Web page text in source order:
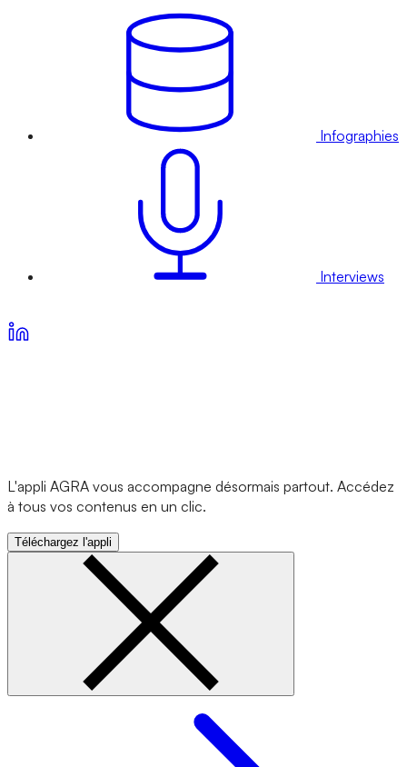
Infographies
Interviews
L'appli AGRA vous accompagne désormais partout. Accédez
à tous vos contenus en un clic.
Téléchargez l'appli